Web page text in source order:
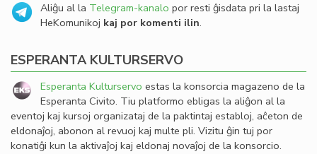
Aliĝu al la Telegram-kanalo por resti ĝisdata pri la lastaj
HeKomunikoj kaj por komenti ilin.
ESPERANTA KULTURSERVO
Esperanta Kulturservo estas la konsorcia magazeno de la
Esperanta Civito. Tiu platformo ebligas la aliĝon al la
eventoj kaj kursoj organizataj de la paktintaj establoj, aĉeton de
eldonaĵoj, abonon al revuoj kaj multe pli. Vizitu ĝin tuj por
konatiĝi kun la aktivaĵoj kaj eldonaj novaĵoj de la konsorcio.